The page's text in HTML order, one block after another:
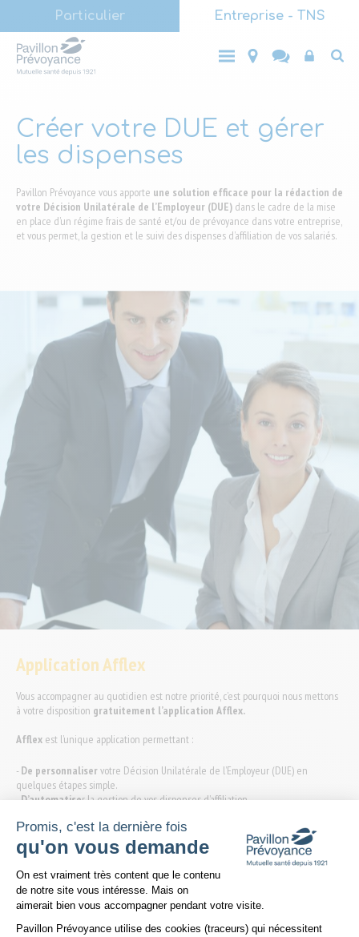
Promis, c'est la dernière fois
qu'on vous demande
Plateforme de Gestion du
On est vraiment très content que le contenu
de notre site vous intéresse. Mais on
aimerait bien vous accompagner pendant votre visite.
Pavillon Prévoyance utilise des cookies (traceurs) qui nécessitent
contenu
principal
(LVL1)
Particulier Entreprise - TNS
Main
ParticulierEntreprise
- TNS
Top
Créer votre DUE et gérer
les dispenses
Pavillon Prévoyance vous apporte une solution efficace pour la rédaction de
votre Décision Unilatérale de l’Employeur (DUE) dans le cadre de la mise
en place d’un régime frais de santé et/ou de prévoyance dans votre entreprise,
et vous permet, la gestion et le suivi des dispenses d’affiliation de vos salariés.
Application Afflex
Vous accompagner au quotidien est notre priorité, c’est pourquoi nous mettons
à votre disposition gratuitement l’application Afflex.
Afflex est l’unique application permettant :
- De personnaliservotre Décision Unilatérale de l’Employeur (DUE) en
quelques étapes simple.
D’automatiser la gestion de vos dispenses d’affiliation.
-D’exportervotre dossier en un clic lors d’un contrôle Urssaf.
-De bénéficierd’une garantie de conformité de votre formalisme.
Notre partenaireAfflex adresse un e-mail lors de votre affiliation à un contrat
santé de Pavillon Prévoyance afin de créer votre compte et d'accéder au
service qui est, par ailleurs, disponible directement depuis votre